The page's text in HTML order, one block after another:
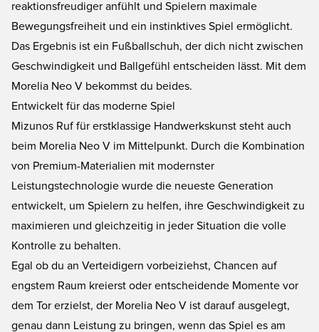
reaktionsfreudiger anfühlt und Spielern maximale
Bewegungsfreiheit und ein instinktives Spiel ermöglicht.
Das Ergebnis ist ein Fußballschuh, der dich nicht zwischen
Geschwindigkeit und Ballgefühl entscheiden lässt. Mit dem
Morelia Neo V bekommst du beides.
Entwickelt für das moderne Spiel
Mizunos Ruf für erstklassige Handwerkskunst steht auch
beim Morelia Neo V im Mittelpunkt. Durch die Kombination
von Premium-Materialien mit modernster
Leistungstechnologie wurde die neueste Generation
entwickelt, um Spielern zu helfen, ihre Geschwindigkeit zu
maximieren und gleichzeitig in jeder Situation die volle
Kontrolle zu behalten.
Egal ob du an Verteidigern vorbeiziehst, Chancen auf
engstem Raum kreierst oder entscheidende Momente vor
dem Tor erzielst, der Morelia Neo V ist darauf ausgelegt,
genau dann Leistung zu bringen, wenn das Spiel es am